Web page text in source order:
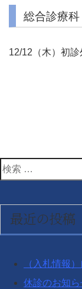
総合診療科
12/12（木）初
検
対
象:最近の投稿
（入札情報
休診のお知